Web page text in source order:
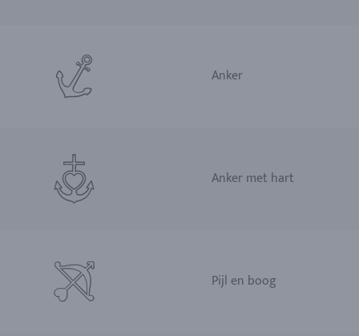
Anker
Anker met hart
Pijl en boog